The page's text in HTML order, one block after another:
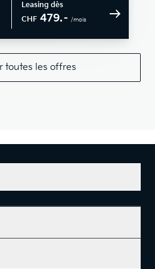
Leasing dès
CHF 479.– /mois
toutes les offres